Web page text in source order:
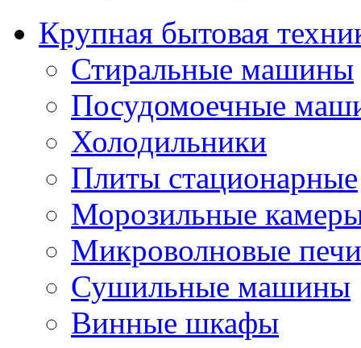
Крупная бытовая
Стиральные машины
Посудомоечные
Холодильники
Плиты стационарные
Морозильные
Микроволновые печи
Сушильные машины
Винные шкафы